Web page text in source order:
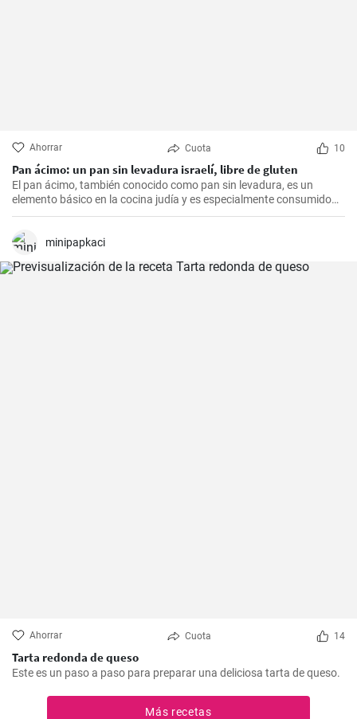
Ahorrar Cuota 10
Pan ácimo: un pan sin levadura israelí, libre de gluten
El pan ácimo, también conocido como pan sin levadura, es un
elemento básico en la cocina judía y es especialmente consumido
durante Pesaj. En esta receta, te mostraré cómo hacer tu propio
minipapkaci
Ahorrar Cuota 14
Tarta redonda de queso
Este es un paso a paso para preparar una deliciosa tarta de queso.
Más recetas